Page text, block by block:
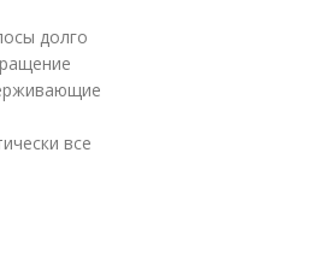
долго
все